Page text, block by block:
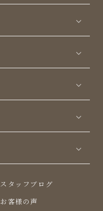
スタッフブログ
お客様の声